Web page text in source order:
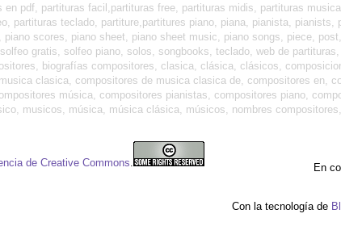
en pdf, partituras facil,partituras free, partituras midis, partituras
partituras teclado, partiture,partitures piano, piana, pianista,
piano scores, piano sheet, piano sheet music, piano songs, piece,
gratis, solfeo piano, solos, songbooks, teclado, web de
biografías compositores, clasica, clásica, clásicos,
clasica, compositores de musica clasica de, compositores en,
música, compositores pianistas, compositores piano,
musicos, música, música clásica, músicos, nombres
de Creative Commons En
Con la tecnología de